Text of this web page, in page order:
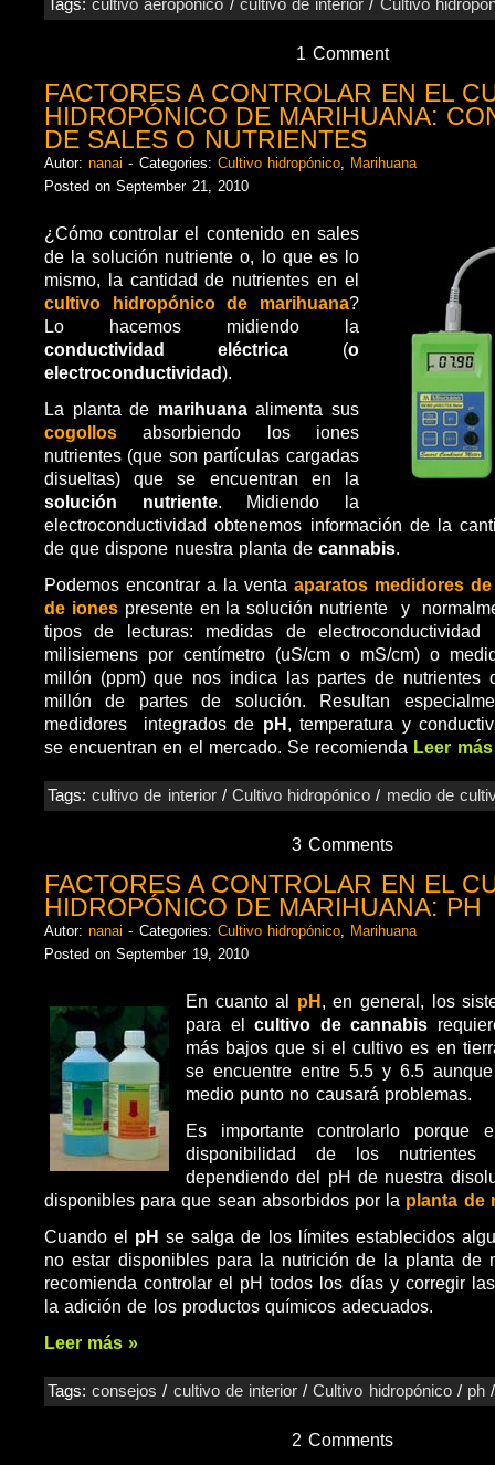
Tags:cultivo aeropónico / cultivo de interior / Cultivo
1 Comment
FACTORES A CONTROLAR EN EL
HIDROPÓNICO DE MARIHUANA:
DE SALES O NUTRIENTES
Autor:nanai - Categories: Cultivo hidropónico, Marihuana
Posted on September 21, 2010
¿Cómo controlar el contenido en sales
de la solución nutriente o, lo que es lo
mismo, la cantidad de nutrientes en el
cultivo hidropónico de marihuana?
Lo hacemos midiendo la
conductividad eléctrica (o
electroconductividad).
La planta de marihuanaalimenta sus
cogollos
absorbiendo los iones
nutrientes (que son partículas cargadas
disueltas) que se encuentran en la
solución
nutriente. Midiendo la
electroconductividad obtenemos información de la
de que dispone nuestra planta decannabis.
Podemos encontrar a la venta aparatos medidores
de iones presente en la solución nutriente y
tipos de lecturas: medidas de
milisiemens por centímetro (uS/cm o mS/cm) o
millón (ppm) que nos indica las partes de nutrientes
millón de partes de solución. Resultan
medidores integrados de pH, temperatura y
se encuentran en el mercado. Se recomienda Leer
Tags:cultivo de interior/Cultivo hidropónico / medio de
3 Comments
FACTORES A CONTROLAR EN EL
HIDROPÓNICO DE MARIHUANA: PH
Autor:nanai - Categories: Cultivo hidropónico, Marihuana
Posted on September 19, 2010
En cuanto al pH, en general, los
para elcultivo de cannabis
más bajos que si el cultivo es en
se encuentre entre 5.5 y 6.5
medio punto no causará problemas.
Es importante controlarlo porque
disponibilidad de los
dependiendo del pH de nuestra
disponibles para que sean absorbidos por la planta de
Cuando el pHse salga de los límites establecidos
no estar disponibles para la nutrición de la planta de
recomienda controlar el pH todos los días y corregir
la adición de los productos químicos adecuados.
Leer más »
Tags:consejos / cultivo de interior /Cultivo hidropónico/ ph
2 Comments